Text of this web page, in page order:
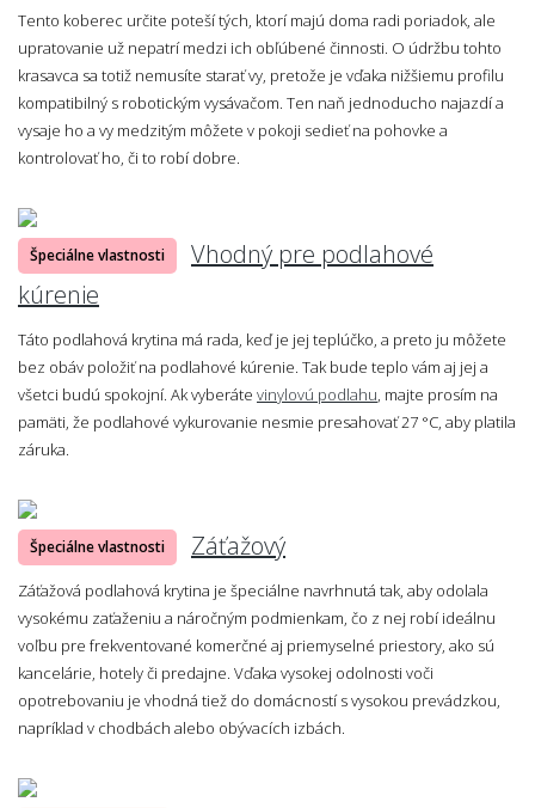
Tento koberec určite poteší tých, ktorí majú doma radi poriadok, ale
upratovanie už nepatrí medzi ich obľúbené činnosti. O údržbu tohto
krasavca sa totiž nemusíte starať vy, pretože je vďaka nižšiemu profilu
kompatibilný s robotickým vysávačom. Ten naň jednoducho najazdí a
vysaje ho a vy medzitým môžete v pokoji sedieť na pohovke a
kontrolovať ho, či to robí dobre.
Špeciálne vlastnosti
Vhodný pre podlahové
kúrenie
Táto podlahová krytina má rada, keď je jej teplúčko, a preto ju môžete
bez obáv položiť na podlahové kúrenie. Tak bude teplo vám aj jej a
všetci budú spokojní. Ak vyberáte vinylovú podlahu, majte prosím na
pamäti, že podlahové vykurovanie nesmie presahovať 27 °C, aby platila
záruka.
Špeciálne vlastnosti Záťažový
Záťažová podlahová krytina je špeciálne navrhnutá tak, aby odolala
vysokému zaťaženiu a náročným podmienkam, čo z nej robí ideálnu
voľbu pre frekventované komerčné aj priemyselné priestory, ako sú
kancelárie, hotely či predajne. Vďaka vysokej odolnosti voči
opotrebovaniu je vhodná tiež do domácností s vysokou prevádzkou,
napríklad v chodbách alebo obývacích izbách.